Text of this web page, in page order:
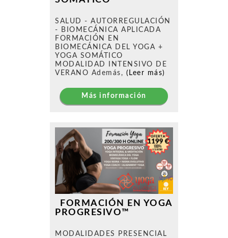
SALUD - AUTORREGULACIÓN
- BIOMECÁNICA APLICADA
FORMACIÓN EN
BIOMECÁNICA DEL YOGA +
YOGA SOMÁTICO
MODALIDAD INTENSIVO DE
VERANO Además, (Leer más)
Más información
FORMACIÓN EN YOGA
PROGRESIVO™
MODALIDADES PRESENCIAL